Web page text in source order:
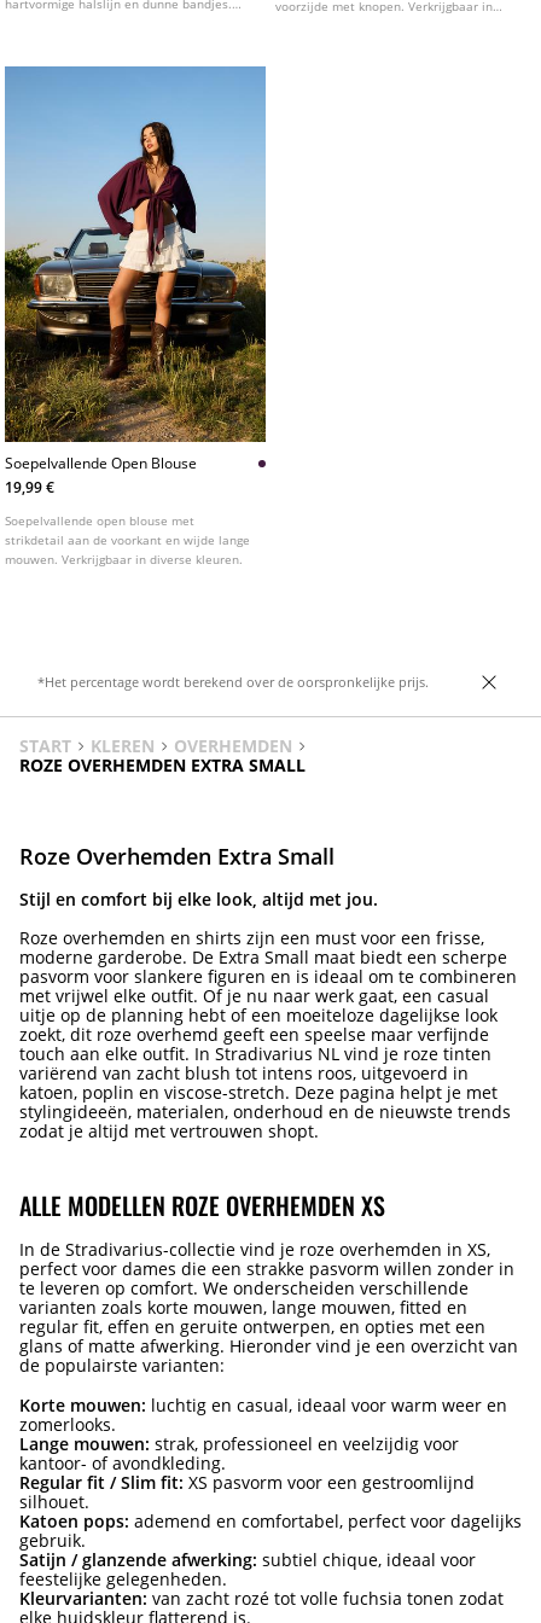
hartvormige halslijn en dunne bandjes.
voorzijde met knopen. Verkrijgbaar in
Soepelvallende Open Blouse
19,99 €
Soepelvallende open blouse met
strikdetail aan de voorkant en wijde lange
mouwen. Verkrijgbaar in diverse kleuren.
*Het percentage wordt berekend over de oorspronkelijke prijs.
START KLEREN
OVERHEMDEN
ROZE OVERHEMDEN EXTRA SMALL
Roze Overhemden Extra Small
Stijl en comfort bij elke look, altijd met jou.
Roze overhemden en shirts zijn een must voor een frisse,
moderne garderobe. De Extra Small maat biedt een scherpe
pasvorm voor slankere figuren en is ideaal om te combineren
met vrijwel elke outfit. Of je nu naar werk gaat, een casual
uitje op de planning hebt of een moeiteloze dagelijkse look
zoekt, dit roze overhemd geeft een speelse maar verfijnde
touch aan elke outfit. In Stradivarius NL vind je roze tinten
variërend van zacht blush tot intens roos, uitgevoerd in
katoen, poplin en viscose-stretch. Deze pagina helpt je met
stylingideeën, materialen, onderhoud en de nieuwste trends
zodat je altijd met vertrouwen shopt.
ALLE MODELLEN ROZE OVERHEMDEN XS
In de Stradivarius-collectie vind je roze overhemden in XS,
perfect voor dames die een strakke pasvorm willen zonder in
te leveren op comfort. We onderscheiden verschillende
varianten zoals korte mouwen, lange mouwen, fitted en
regular fit, effen en geruite ontwerpen, en opties met een
glans of matte afwerking. Hieronder vind je een overzicht van
de populairste varianten:
Korte mouwen: luchtig en casual, ideaal voor warm weer en
zomerlooks.
Lange mouwen: strak, professioneel en veelzijdig voor
kantoor- of avondkleding.
Regular fit / Slim fit: XS pasvorm voor een gestroomlijnd
silhouet.
Katoen pops: ademend en comfortabel, perfect voor dagelijks
gebruik.
Satijn / glanzende afwerking: subtiel chique, ideaal voor
feestelijke gelegenheden.
Kleurvarianten: van zacht rozé tot volle fuchsia tonen zodat
elke huidskleur flatterend is.